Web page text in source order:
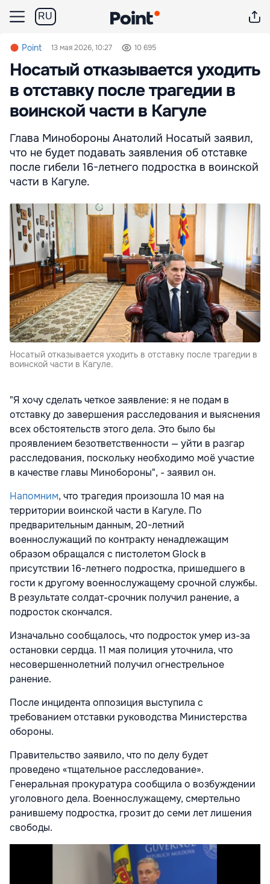
RU
Point 13 мая 2026, 10:27 10 695
Носатый отказывается уходить
в отставку после трагедии в
воинской части в Кагуле
Глава Минобороны Анатолий Носатый заявил,
что не будет подавать заявления об отставке
после гибели 16-летнего подростка в воинской
части в Кагуле.
Носатый отказывается уходить в отставку после трагедии в
воинской части в Кагуле.
"Я хочу сделать четкое заявление: я не подам в
отставку до завершения расследования и выяснения
всех обстоятельств этого дела. Это было бы
проявлением безответственности — уйти в разгар
расследования, поскольку необходимо моё участие
в качестве главы Минобороны", - заявил он.
Напомним, что трагедия произошла 10 мая на
территории воинской части в Кагуле. По
предварительным данным, 20-летний
военнослужащий по контракту ненадлежащим
образом обращался с пистолетом Glock в
присутствии 16-летнего подростка, пришедшего в
гости к другому военнослужащему срочной службы.
В результате солдат-срочник получил ранение, а
подросток скончался.
Изначально сообщалось, что подросток умер из-за
остановки сердца. 11 мая полиция уточнила, что
несовершеннолетний получил огнестрельное
ранение.
После инцидента оппозиция выступила с
требованием отставки руководства Министерства
обороны.
Правительство заявило, что по делу будет
проведено «тщательное расследование».
Генеральная прокуратура сообщила о возбуждении
уголовного дела. Военнослужащему, смертельно
ранившему подростка, грозит до семи лет лишения
свободы.